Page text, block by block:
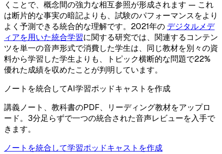
くことで、概念間の強力な相互参照が形成されます — これ
は断片的な事実の暗記よりも、試験のパフォーマンスをより
よく予測できる統合的な理解です。2021年の デジタルメデ
ィアを用いた統合学習に関する研究では、関連するコンテン
ツを単一の音声形式で消費した学生は、同じ教材を別々の資
料から学習した学生よりも、トピック横断的な問題で22%
優れた成績を収めたことが判明しています。
ノートを統合してAI学習ポッドキャストを作成
講義ノート、教科書のPDF、リーディング教材をアップロ
ード。3分足らずで一つの統合された音声レビューを入手で
きます。
ノートを統合して学習ポッドキャストを作成